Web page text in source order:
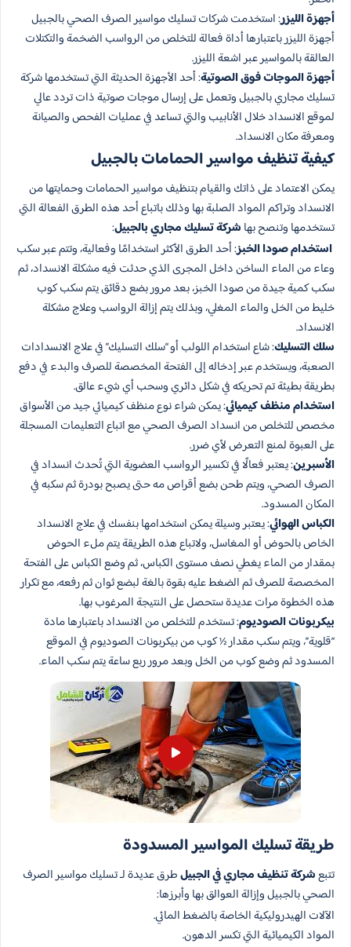
أجهزة الليزر: استخدمت شركات تسليك مواسير الصرف الصحي بالجبيل
أجهزة الليزر باعتبارها أداة فعالة للتخلص من الرواسب الضخمة والتكتلات
العالقة بالمواسير عبر اشعة الليزر.
أجهزة الموجات فوق الصوتية: أحد الأجهزة الحديثة التي تستخدمها شركة
تسليك مجاري بالجبيل وتعمل على إرسال موجات صوتية ذات تردد عالي
لموقع الانسداد خلال الأنابيب والتي تساعد في عمليات الفحص والصيانة
ومعرفة مكان الانسداد.
كيفية تنظيف مواسير الحمامات بالجبيل
يمكن الاعتماد على ذاتك والقيام بتنظيف مواسير الحمامات وحمايتها من
الانسداد وتراكم المواد الصلبة بها وذلك باتباع أحد هذه الطرق الفعالة التي
تستخدمها وتنصح بها شركة تسليك مجاري بالجبيل:
استخدام صودا الخبز: أحد الطرق الأكثر استخدامًا وفعالية، وتتم عبر سكب
وعاء من الماء الساخن داخل المجرى الذي حدثت فيه مشكلة الانسداد، ثم
سكب كمية جيدة من صودا الخبز، بعد مرور بضع دقائق يتم سكب كوب
خليط من الخل والماء المغلي، وبذلك يتم إزالة الرواسب وعلاج مشكلة
الانسداد.
سلك التسليك: شاع استخدام اللولب أو “سلك التسليك” في علاج الانسدادات
الصعبة، ويستخدم عبر إدخاله إلى الفتحة المخصصة للصرف والبدء في دفع
بطريقة بطيئة تم تحريكه في شكل دائري وسحب أي شيء عالق.
استخدام منظف كيميائي: يمكن شراء نوع منظف كيميائي جيد من الأسواق
مخصص للتخلص من انسداد الصرف الصحي مع اتباع التعليمات المسجلة
على العبوة لمنع التعرض لأي ضرر.
الأسبرين: يعتبر فعالًا في تكسير الرواسب العضوية التي تُحدث انسداد في
الصرف الصحي، ويتم طحن بضع أقراص مه حتى يصبح بودرة ثم سكبه في
المكان المسدود.
الكباس الهوائي: يعتبر وسيلة يمكن استخدامها بنفسك في علاج الانسداد
الخاص بالحوض أو المغاسل، ولاتباع هذه الطريقة يتم ملء الحوض
بمقدار من الماء يغطي نصف مستوى الكباس، ثم وضع الكباس على الفتحة
المخصصة للصرف ثم الضغط عليه بقوة بالغة لبضع ثوان ثم رفعه، مع تكرار
هذه الخطوة مرات عديدة ستحصل على النتيجة المرغوب بها.
بيكربونات الصوديوم: تستخدم للتخلص من الانسداد باعتبارها مادة
“قلوية”، ويتم سكب مقدار ½ كوب من بيكربونات الصوديوم في الموقع
المسدود ثم وضع كوب من الخل وبعد مرور ربع ساعة يتم سكب الماء.
طريقة تسليك المواسير المسدودة​
تتبعشركة تنظيف مجاري في الجبيلطرق عديدة لـ تسليك مواسير الصرف
الصحي بالجبيل وإزالة العوالق بها وأبرزها:
الآلات الهيدروليكية الخاصة بالضغط المائي.
المواد الكيميائية التي تكسر الدهون.